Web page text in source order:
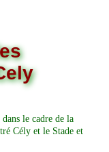
le cadre de la
Cély et le Stade et